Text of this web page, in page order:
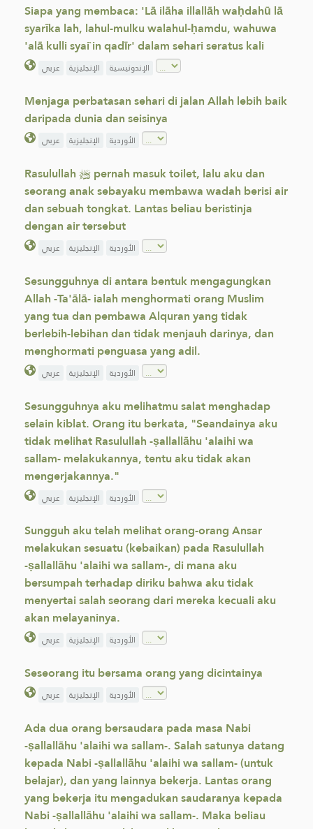
Siapa yang membaca: 'Lā ilāha illallāh waḥdahū lā
syarīka lah, lahul-mulku walahul-ḥamdu, wahuwa
'alā kulli syai`in qadīr' dalam sehari seratus kali
عربي الإنجليزية الإندونيسية
Menjaga perbatasan sehari di jalan Allah lebih baik
daripada dunia dan seisinya
عربي الإنجليزية الأوردية
Rasulullah ﷺ pernah masuk toilet, lalu aku dan
seorang anak sebayaku membawa wadah berisi air
dan sebuah tongkat. Lantas beliau beristinja
dengan air tersebut
عربي الإنجليزية الأوردية
Sesungguhnya di antara bentuk mengagungkan
Allah -Ta'ālā- ialah menghormati orang Muslim
yang tua dan pembawa Alquran yang tidak
berlebih-lebihan dan tidak menjauh darinya, dan
menghormati penguasa yang adil.
عربي الإنجليزية الأوردية
Sesungguhnya aku melihatmu salat menghadap
selain kiblat. Orang itu berkata, "Seandainya aku
tidak melihat Rasulullah -ṣallallāhu 'alaihi wa
sallam- melakukannya, tentu aku tidak akan
mengerjakannya."
عربي الإنجليزية الأوردية
Sungguh aku telah melihat orang-orang Ansar
melakukan sesuatu (kebaikan) pada Rasulullah
-ṣallallāhu 'alaihi wa sallam-, di mana aku
bersumpah terhadap diriku bahwa aku tidak
menyertai salah seorang dari mereka kecuali aku
akan melayaninya.
عربي الإنجليزية الأوردية
Seseorang itu bersama orang yang dicintainya
عربي الإنجليزية الأوردية
Ada dua orang bersaudara pada masa Nabi
-ṣallallāhu 'alaihi wa sallam-. Salah satunya datang
kepada Nabi -ṣallallāhu 'alaihi wa sallam- (untuk
belajar), dan yang lainnya bekerja. Lantas orang
yang bekerja itu mengadukan saudaranya kepada
Nabi -ṣallallāhu 'alaihi wa sallam-. Maka beliau